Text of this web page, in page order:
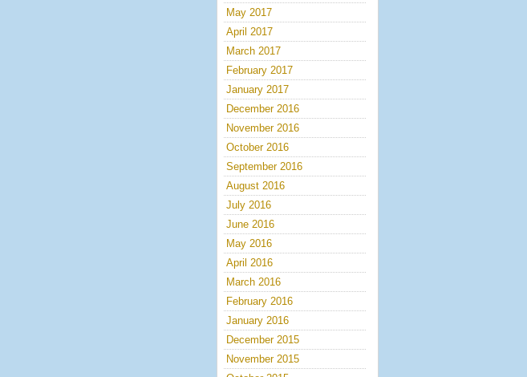
May 2017
April 2017
March 2017
February 2017
January 2017
December 2016
November 2016
October 2016
September 2016
August 2016
July 2016
June 2016
May 2016
April 2016
March 2016
February 2016
January 2016
December 2015
November 2015